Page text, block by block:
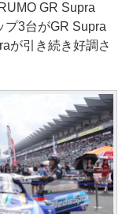
GR Supra
プ3台がGR Supra
が引き続き好調さ